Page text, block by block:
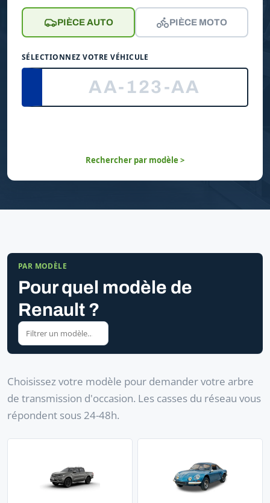
PIÈCE AUTO PIÈCE MOTO
SÉLECTIONNEZ VOTRE VÉHICULE
Rechercher par modèle >
PAR MODÈLE
Pour quel modèle de
Renault ?
Choisissez votre modèle pour demander votre arbre
de transmission d'occasion. Les casses du réseau vous
répondent sous 24-48h.